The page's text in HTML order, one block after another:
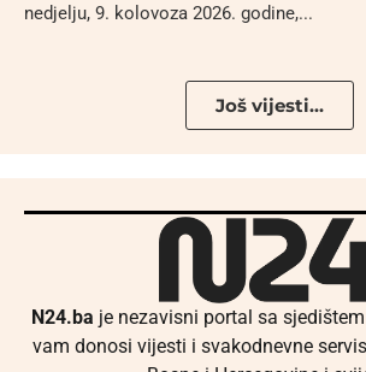
nedjelju, 9. kolovoza 2026. godine,...
Još vijesti...
N24.ba je nezavisni portal sa
vam donosi vijesti i svakodnevne